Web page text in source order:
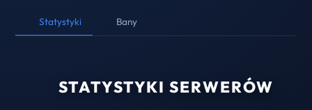
Statystyki Bany
STATYSTYKI SERWERÓW